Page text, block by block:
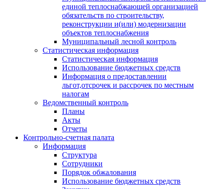
единой теплоснабжающей организацией
обязательств по строительству,
реконструкции и(или) модернизации
объектов теплоснабжения
Муниципальный лесной контроль
Статистическая информация
Статистическая информация
Использование бюджетных средств
Информация о предоставлении
льгот,отсрочек и рассрочек по местным
налогам
Ведомственный контроль
Планы
Акты
Отчеты
Контрольно-счетная палата
Информация
Структура
Сотрудники
Порядок обжалования
Использование бюджетных средств